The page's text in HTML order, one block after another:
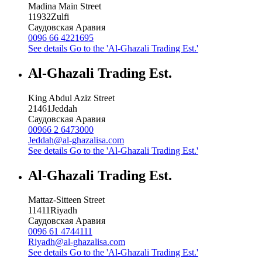
Madina Main Street
11932Zulfi
Саудовская Аравия
0096 66 4221695
See details Go to the 'Al-Ghazali Trading Est.'
Al-Ghazali Trading Est.
King Abdul Aziz Street
21461Jeddah
Саудовская Аравия
00966 2 6473000
Jeddah@al-ghazalisa.com
See details Go to the 'Al-Ghazali Trading Est.'
Al-Ghazali Trading Est.
Mattaz-Sitteen Street
11411Riyadh
Саудовская Аравия
0096 61 4744111
Riyadh@al-ghazalisa.com
See details Go to the 'Al-Ghazali Trading Est.'